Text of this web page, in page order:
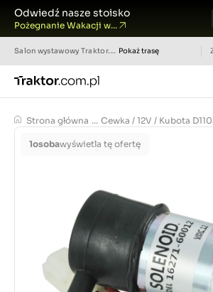
Odwiedź nasze stoisko
Pożegnanie Wakacji w...
Salon wystawowy Traktor.com.pl Pokaż trasę
Strona główna ... Cewka / 12V / Kubota
1osobawyświetla tę ofertę